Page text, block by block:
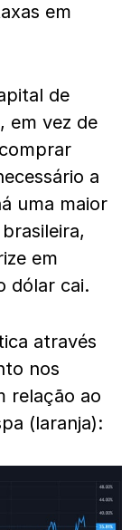
em
de
em vez de
a
uma maior
em
dólar cai.
através
nos
relação ao
(laranja):